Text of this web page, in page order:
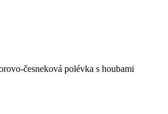
česneková polévka s houbami